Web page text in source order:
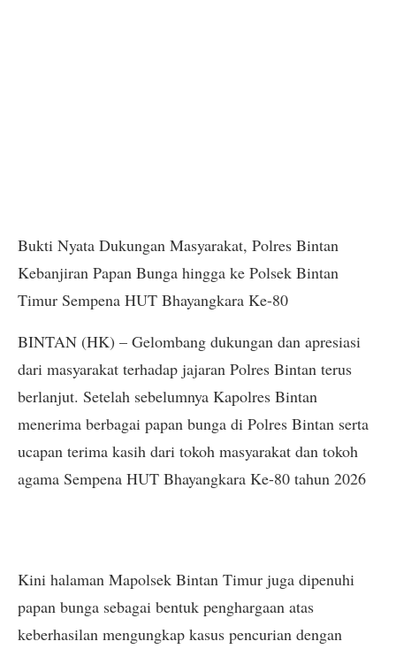
Bukti Nyata Dukungan Masyarakat, Polres Bintan
Kebanjiran Papan Bunga hingga ke Polsek Bintan
Timur Sempena HUT Bhayangkara Ke-80
BINTAN (HK) – Gelombang dukungan dan apresiasi
dari masyarakat terhadap jajaran Polres Bintan terus
berlanjut. Setelah sebelumnya Kapolres Bintan
menerima berbagai papan bunga di Polres Bintan serta
ucapan terima kasih dari tokoh masyarakat dan tokoh
agama Sempena HUT Bhayangkara Ke-80 tahun 2026
Kini halaman Mapolsek Bintan Timur juga dipenuhi
papan bunga sebagai bentuk penghargaan atas
keberhasilan mengungkap kasus pencurian dengan